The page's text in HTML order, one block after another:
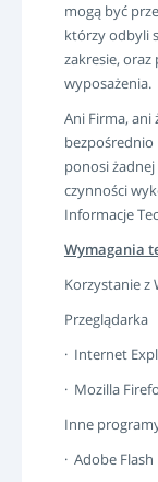
mogą być
którzy odbyli
zakresie, oraz
wyposażenia.
Ani Firma, ani
bezpośrednio
ponosi
czynności
Informacje
Wymagania
Korzystanie z
Przeglądarka
· Internet
· Mozilla
Inne
· Adobe